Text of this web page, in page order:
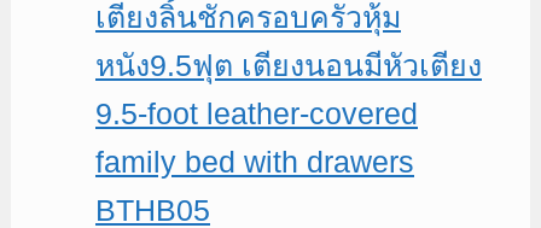
เตียงลิ้นชักครอบครัวหุ้ม
หนัง9.5ฟุต เตียงนอนมีหัวเตียง
9.5-foot leather-covered
family bed with drawers
BTHB05